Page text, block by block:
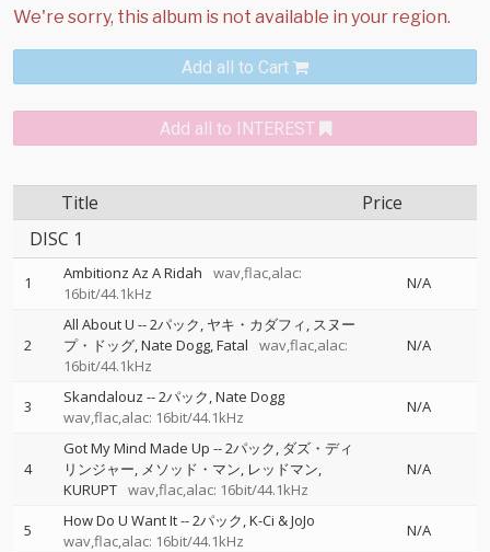
Add all to Cart
Add all to INTEREST
Title
Price
DISC 1
1 Ambitionz Az A Ridah
wav,flac,alac:
16bit/44.1kHz
N/A
2
All About U --2パック ヤキ・カダフィ スヌー
プ・ドッグ Nate Dogg Fatal
wav,flac,alac:
16bit/44.1kHz
N/A
3 Skandalouz --2パック Nate Dogg
wav,flac,alac: 16bit/44.1kHz
N/A
4
Got My Mind Made Up --2パック ダズ・ディ
リンジャー メソッド・マン レッドマン
KURUPT wav,flac,alac: 16bit/44.1kHz
N/A
5 How Do U Want It--2パック K-Ci & JoJo
wav,flac,alac: 16bit/44.1kHz
N/A